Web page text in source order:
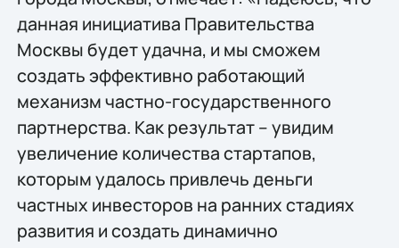
данная инициатива Правительства
Москвы будет удачна, и мы сможем
создать эффективно работающий
механизм частно-государственного
партнерства. Как результат – увидим
увеличение количества стартапов,
которым удалось привлечь деньги
частных инвесторов на ранних стадиях
развития и создать динамично